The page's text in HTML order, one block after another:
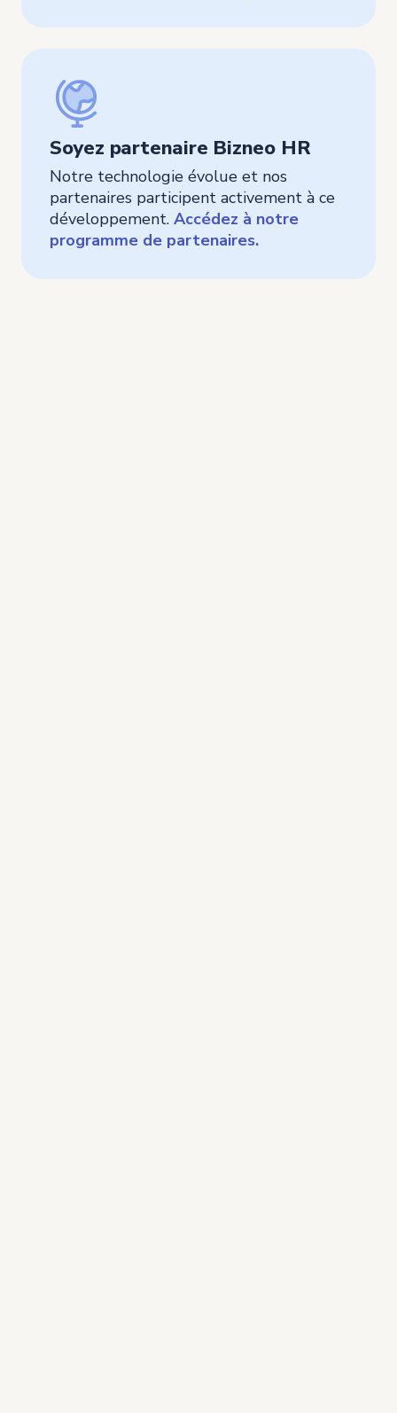
Soyez partenaire Bizneo HR
Notre technologie évolue et nos
partenaires participent activement à ce
développement. Accédez à notre
programme de partenaires.